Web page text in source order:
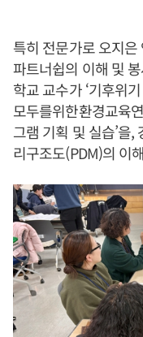
특히 전문가로 오지은
파트너쉽의 이해 및
학교 교수가 ‘기후위
모두를위한환경교육
그램 기획 및 실습’을,
리구조도(PDM)의 이